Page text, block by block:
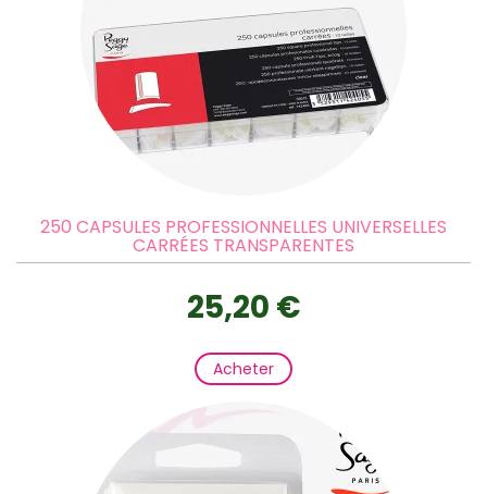
250 CAPSULES PROFESSIONNELLES UNIVERSELLES
CARRÉES TRANSPARENTES
25,20 €
Acheter